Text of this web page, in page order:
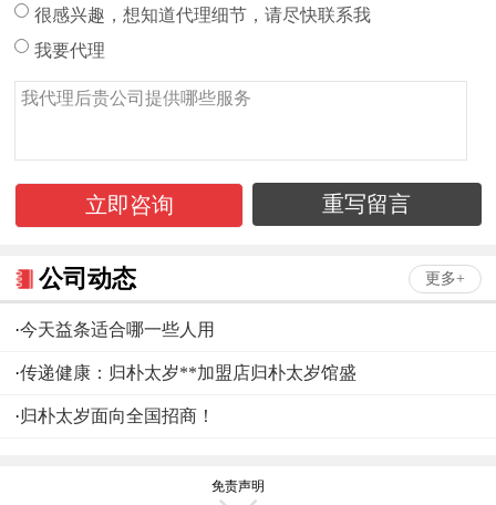
很感兴趣，想知道代理细节，请尽快联系我
我要代理
更多+
公司动态
·今天益条适合哪一些人用
·传递健康：归朴太岁**加盟店归朴太岁馆盛
·归朴太岁面向全国招商！
免责声明